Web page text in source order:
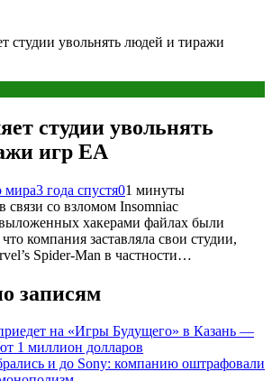
студии увольнять людей и тиражи
студии увольнять
игр ЕА
мира3 года спустя01 минуты
со взломом Insomniac
хакерами файлах были
компания заставляла свои студии,
Spider-Man в частности…
записям
на «Игры Будущего» в Казань —
1 миллион долларов
и до Sony: компанию оштрафовали